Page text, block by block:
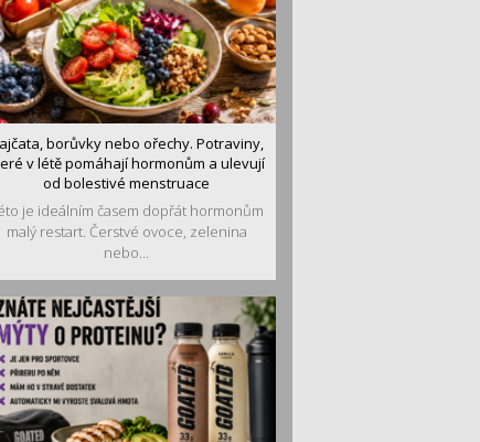
borůvky nebo ořechy. Potraviny,
v létě pomáhají hormonům a ulevují
od bolestivé menstruace
je ideálním časem dopřát hormonům
malý restart. Čerstvé ovoce, zelenina
nebo...